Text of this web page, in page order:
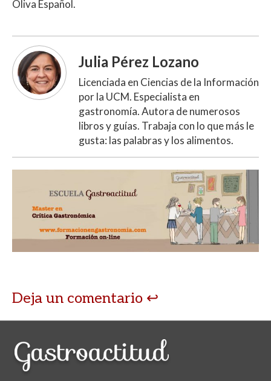
Oliva Español.
Julia Pérez Lozano
Licenciada en Ciencias de la Información
por la UCM. Especialista en
gastronomía. Autora de numerosos
libros y guías. Trabaja con lo que más le
gusta: las palabras y los alimentos.
Deja un comentario